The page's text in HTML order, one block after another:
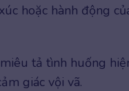
hoặc hành động
tả tình huống
giác vội vã.